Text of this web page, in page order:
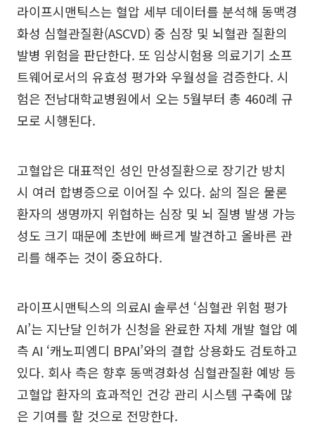
라이프시맨틱스는 혈압 세부 데이터를 분석해 동맥경
화성 심혈관질환(ASCVD) 중 심장 및 뇌혈관 질환의
발병 위험을 판단한다. 또 임상시험용 의료기기 소프
트웨어로서의 유효성 평가와 우월성을 검증한다. 시
험은 전남대학교병원에서 오는 5월부터 총 460례 규
모로 시행된다.
고혈압은 대표적인 성인 만성질환으로 장기간 방치
시 여러 합병증으로 이어질 수 있다. 삶의 질은 물론
환자의 생명까지 위협하는 심장 및 뇌 질병 발생 가능
성도 크기 때문에 초반에 빠르게 발견하고 올바른 관
리를 해주는 것이 중요하다.
라이프시맨틱스의 의료AI 솔루션 ‘심혈관 위험 평가
AI’는 지난달 인허가 신청을 완료한 자체 개발 혈압 예
측 AI ‘캐노피엠디 BPAI’와의 결합 상용화도 검토하고
있다. 회사 측은 향후 동맥경화성 심혈관질환 예방 등
고혈압 환자의 효과적인 건강 관리 시스템 구축에 많
은 기여를 할 것으로 전망한다.